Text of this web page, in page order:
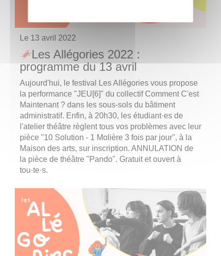
Le 13 avril 2022
Les Allégories 2022 :
programme du 13 avril
Aujourd'hui, le festival Les Allégories vous propose
la performance "JEU[6]" du collectif Comment C'est
Maintenant ? dans les sous-sols du bâtiment
administratif. Enfin, à 20h30, les étudiant·es de
l'atelier théâtre règlent tous vos problèmes avec leur
pièce "10 Solution - 1 Molière 3 fois par jour", à la
Maison des arts, sur inscription. ANNULATION de
la pièce de théâtre "Pando". Gratuit et ouvert à
tou·te·s.